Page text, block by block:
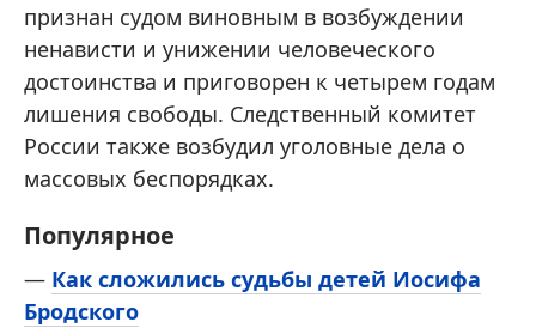
признан судом виновным в возбуждении
ненависти и унижении человеческого
достоинства и приговорен к четырем годам
лишения свободы. Следственный комитет
России также возбудил уголовные дела о
массовых беспорядках.
Популярное
— Как сложились судьбы детей Иосифа
Бродского